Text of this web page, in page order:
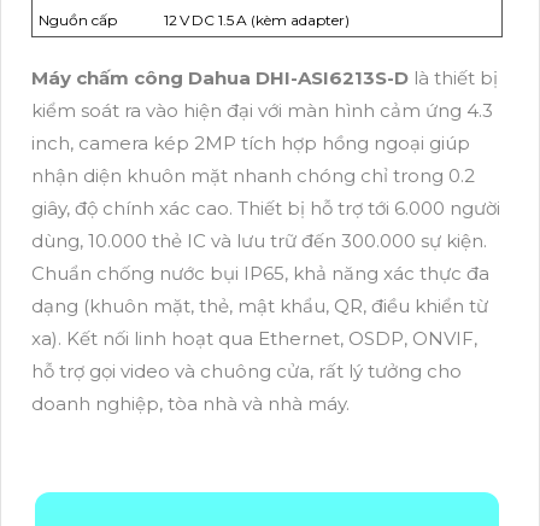
Nguồn cấp
12 V DC 1.5 A (kèm adapter)
Máy chấm công Dahua DHI-ASI6213S-D là thiết bị
kiểm soát ra vào hiện đại với màn hình cảm ứng 4.3
inch, camera kép 2MP tích hợp hồng ngoại giúp
nhận diện khuôn mặt nhanh chóng chỉ trong 0.2
giây, độ chính xác cao. Thiết bị hỗ trợ tới 6.000 người
dùng, 10.000 thẻ IC và lưu trữ đến 300.000 sự kiện.
Chuẩn chống nước bụi IP65, khả năng xác thực đa
dạng (khuôn mặt, thẻ, mật khẩu, QR, điều khiển từ
xa). Kết nối linh hoạt qua Ethernet, OSDP, ONVIF,
hỗ trợ gọi video và chuông cửa, rất lý tưởng cho
doanh nghiệp, tòa nhà và nhà máy.